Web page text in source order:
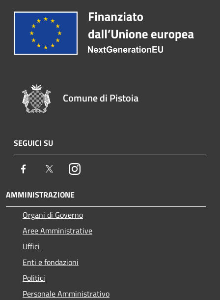
Comune di Pistoia
SEGUICI SU
Facebook TwitterInstagram
AMMINISTRAZIONE
Organi di Governo
Aree Amministrative
Uffici
Enti e fondazioni
Politici
Personale Amministrativo